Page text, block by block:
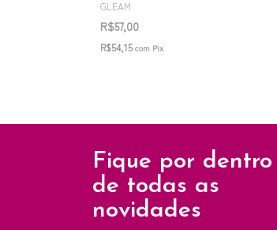
GLEAM
R$57,00
R$54,15com Pix
Fique por dentro
de todas as
novidades